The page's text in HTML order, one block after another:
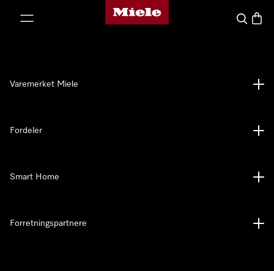
Mieles hjemmeside
Søk
Varemerket Miele
Fordeler
Smart Home
Forretningspartnere